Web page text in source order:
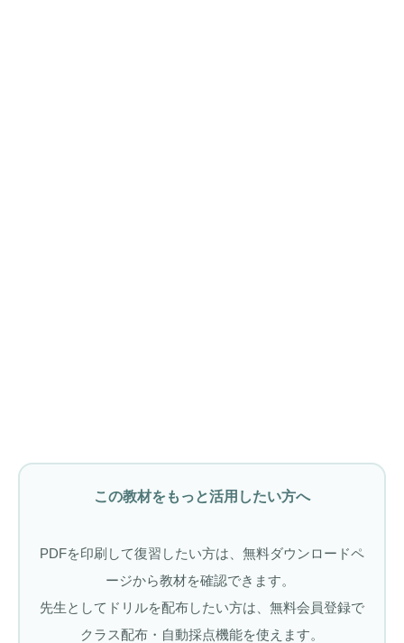
この教材をもっと活用したい方へ
PDFを印刷して復習したい方は、無料ダウンロードペ
ージから教材を確認できます。
先生としてドリルを配布したい方は、無料会員登録で
クラス配布・自動採点機能を使えます。